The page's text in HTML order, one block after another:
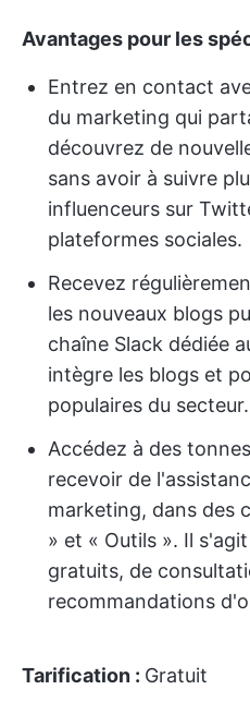
Avantages pour les
Entrez en contact
du marketing qui
découvrez de
sans avoir à suivre
influenceurs sur
plateformes sociales.
Recevez
les nouveaux blogs
chaîne Slack dédiée
intègre les blogs et
populaires du secteur.
Accédez à des
recevoir de
marketing, dans des
» et « Outils ». Il
gratuits, de
recommandations
Tarification : Gratuit